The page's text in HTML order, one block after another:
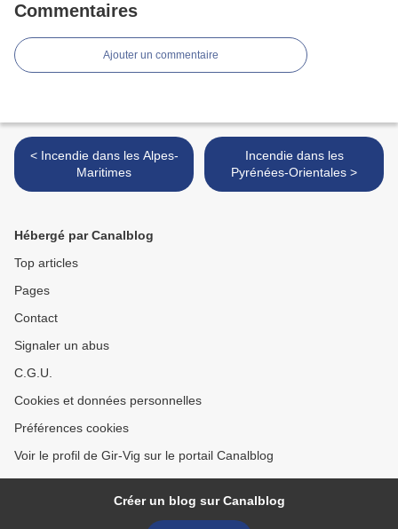
Commentaires
Ajouter un commentaire
< Incendie dans les Alpes-
Maritimes
Incendie dans les
Pyrénées-Orientales >
Hébergé par Canalblog
Top articles
Pages
Contact
Signaler un abus
C.G.U.
Cookies et données personnelles
Préférences cookies
Voir le profil de Gir-Vig sur le portail Canalblog
Créer un blog sur Canalblog